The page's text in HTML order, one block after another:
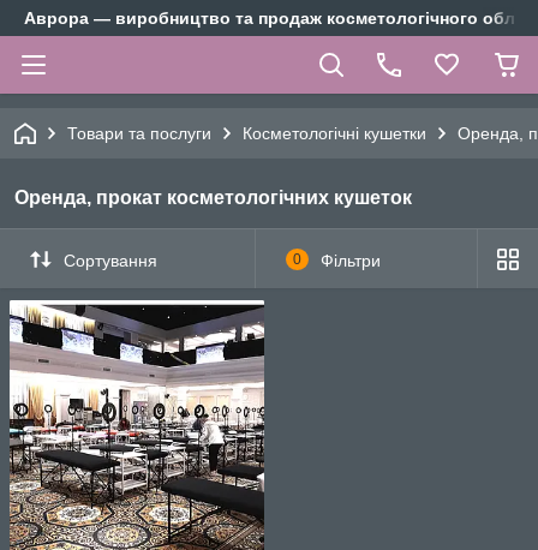
Аврора — виробництво та продаж косметологічного
Товари та послуги Косметологічні кушетки Оренда,
Оренда, прокат косметологічних кушеток
Сортування 0 Фільтри